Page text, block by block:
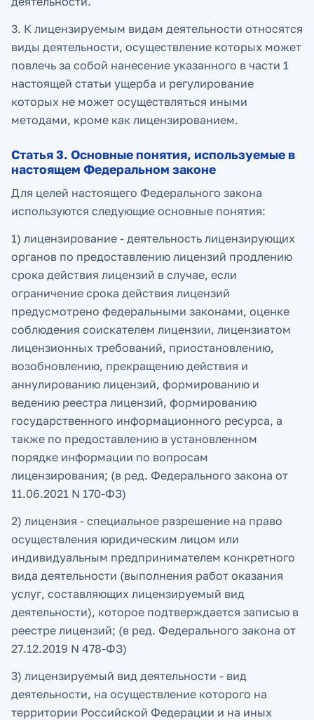
3. К лицензируемым видам деятельности относятся
виды деятельности, осуществление которых может
повлечь за собой нанесение указанного в части 1
настоящей статьи ущерба и регулирование
которых не может осуществляться иными
методами, кроме как лицензированием.
Статья 3. Основные понятия, используемые в
настоящем Федеральном законе
Для целей настоящего Федерального закона
используются следующие основные понятия:
1) лицензирование - деятельность лицензирующих
органов по предоставлению лицензий продлению
срока действия лицензий в случае, если
ограничение срока действия лицензий
предусмотрено федеральными законами, оценке
соблюдения соискателем лицензии, лицензиатом
лицензионных требований, приостановлению,
возобновлению, прекращению действия и
аннулированию лицензий, формированию и
ведению реестра лицензий, формированию
государственного информационного ресурса, а
также по предоставлению в установленном
порядке информации по вопросам
лицензирования; (в ред. Федерального закона от
11.06.2021 N 170-ФЗ)
2) лицензия - специальное разрешение на право
осуществления юридическим лицом или
индивидуальным предпринимателем конкретного
вида деятельности (выполнения работ оказания
услуг, составляющих лицензируемый вид
деятельности), которое подтверждается записью в
реестре лицензий; (в ред. Федерального закона от
27.12.2019 N 478-ФЗ)
3) лицензируемый вид деятельности - вид
деятельности, на осуществление которого на
территории Российской Федерации и на иных